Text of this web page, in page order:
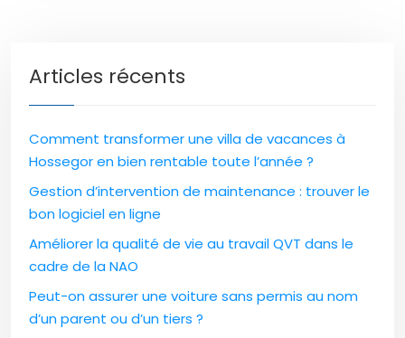
Articles récents
Comment transformer une villa de vacances à
Hossegor en bien rentable toute l’année ?
Gestion d’intervention de maintenance : trouver le
bon logiciel en ligne
Améliorer la qualité de vie au travail QVT dans le
cadre de la NAO
Peut-on assurer une voiture sans permis au nom
d’un parent ou d’un tiers ?